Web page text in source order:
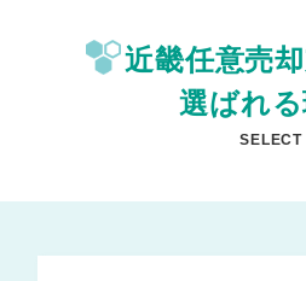
近畿任意売
選ばれ
SELECT